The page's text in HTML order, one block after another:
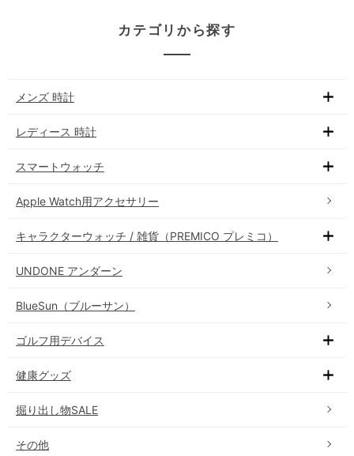
カテゴリから探す
メンズ 時計
レディース 時計
スマートウォッチ
Apple Watch用アクセサリー
キャラクターウォッチ / 雑貨（PREMICO プレミコ）
UNDONE アンダーン
BlueSun（ブルーサン）
ゴルフ用デバイス
健康グッズ
掘り出し物SALE
その他